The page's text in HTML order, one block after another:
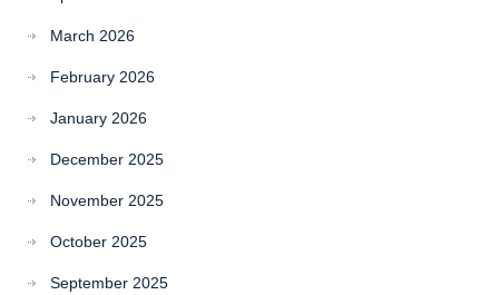
March 2026
February 2026
January 2026
December 2025
November 2025
October 2025
September 2025